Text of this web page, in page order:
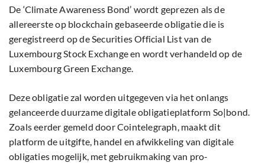
De ‘Climate Awareness Bond’ wordt geprezen als de
allereerste op blockchain gebaseerde obligatie die is
geregistreerd op de Securities Official List van de
Luxembourg Stock Exchange en wordt verhandeld op de
Luxembourg Green Exchange.
Deze obligatie zal worden uitgegeven via het onlangs
gelanceerde duurzame digitale obligatieplatform So|bond.
Zoals eerder gemeld door Cointelegraph, maakt dit
platform de uitgifte, handel en afwikkeling van digitale
obligaties mogelijk, met gebruikmaking van pro-